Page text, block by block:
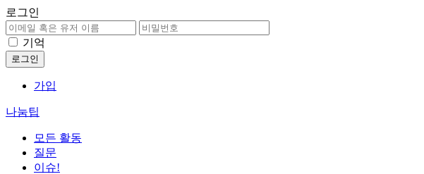
로그인
기억
가입
나눔팁
모든 활동
질문
이슈!